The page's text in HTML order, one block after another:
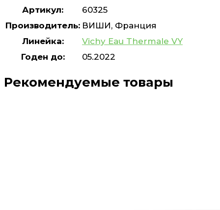
Артикул:
60325
Производитель: ВИШИ, Франция
Линейка:
Vichy Eau Thermale VY
Годен до:
05.2022
Рекомендуемые товары